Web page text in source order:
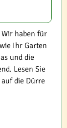
haben für
Ihr Garten
und die
Lesen Sie
die Dürre